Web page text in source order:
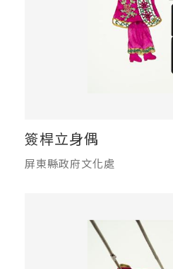
簽桿立身偶
屏東縣政府文化處